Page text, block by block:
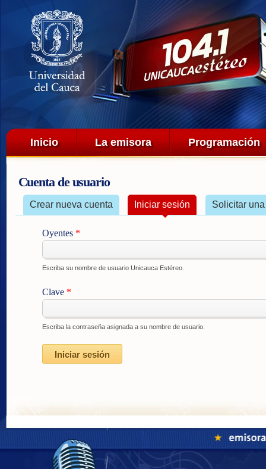
Menú principal
Inicio La emisora Programación
Cuenta de usuario
Solapas principales
Crear nueva cuenta Iniciar sesión (solapa activa)
Solicitar
Oyentes *
Escriba su nombre de usuario Unicauca Estéreo.
Clave *
Escriba la contraseña asignada a su nombre de usuario.